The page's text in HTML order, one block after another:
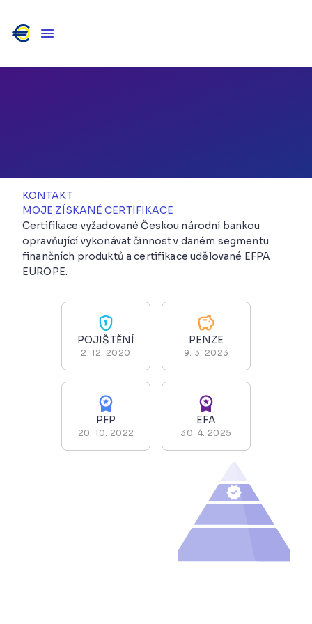
KONTAKT
MOJE ZÍSKANÉ CERTIFIKACE
Certifikace vyžadované Českou národní bankou
opravňující vykonávat činnost v daném segmentu
finančních produktů a certifikace udělované EFPA
EUROPE.
POJIŠTĚNÍ
2. 12. 2020
PENZE
9. 3. 2023
PFP
20. 10. 2022
EFA
30. 4. 2025